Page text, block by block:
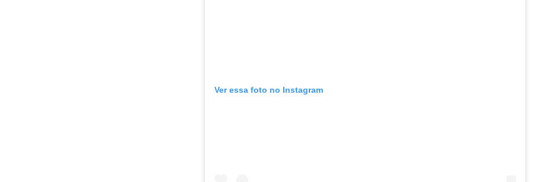
Ver essa foto no Instagram